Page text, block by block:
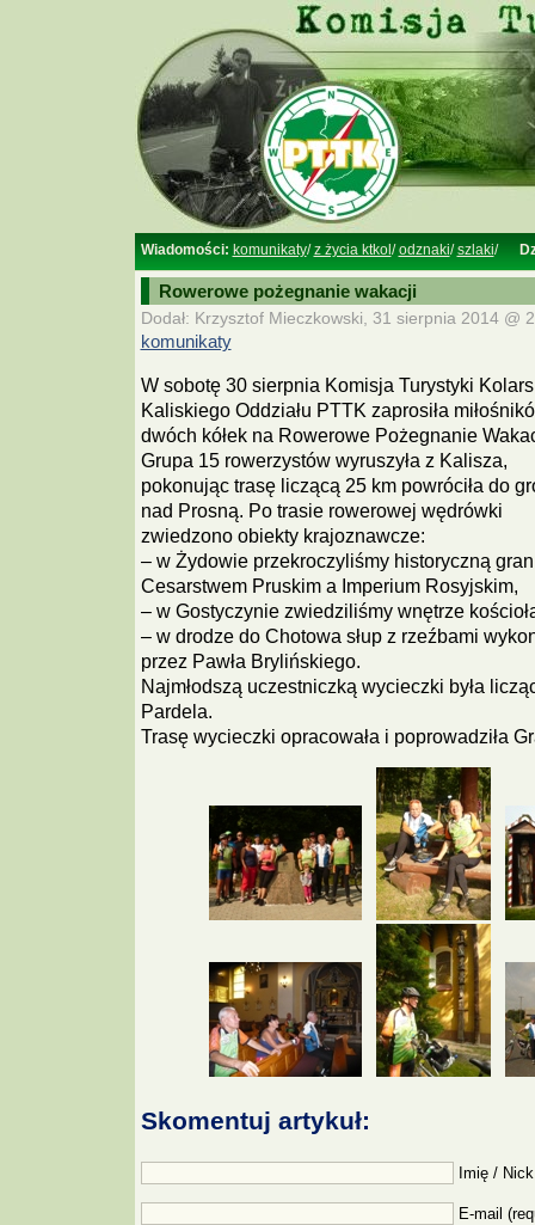
Wiadomości: komunikaty/z życia ktkol /odznaki/szlaki/
Rowerowe pożegnanie wakacji
Dodał: Krzysztof Mieczkowski, 31 sierpnia 2014 @
komunikaty
W sobotę 30 sierpnia Komisja Turystyki
Kaliskiego Oddziału PTTK zaprosiła
dwóch kółek na Rowerowe Pożegnanie
Grupa 15 rowerzystów wyruszyła z Kalisza,
pokonując trasę liczącą 25 km powróciła do
nad Prosną. Po trasie rowerowej wędrówki
zwiedzono obiekty krajoznawcze:
– w Żydowie przekroczyliśmy historyczną
Cesarstwem Pruskim a Imperium Rosyjskim,
– w Gostyczynie zwiedziliśmy wnętrze
– w drodze do Chotowa słup z rzeźbami
przez Pawła Brylińskiego.
Najmłodszą uczestniczką wycieczki była
Pardela.
Trasę wycieczki opracowała i poprowadziła
Skomentuj artykuł:
Imię /
E-mail